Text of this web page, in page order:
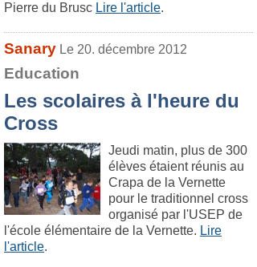
Pierre du Brusc Lire l'article.
Sanary Le 20. décembre 2012
Education
Les scolaires à l'heure du
Cross
Jeudi matin, plus de 300
élèves étaient réunis au
Crapa de la Vernette
pour le traditionnel cross
organisé par l'USEP de
l'école élémentaire de la Vernette. Lire
l'article.